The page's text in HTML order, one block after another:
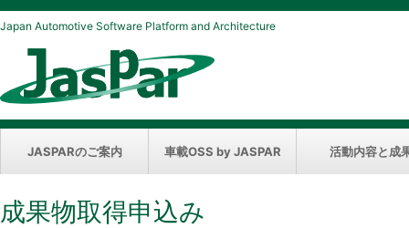
Japan Automotive Software Platform and Architecture
JASPARのご案内 車載OSS by JASPAR 活動内容と成
成果物取得申込み